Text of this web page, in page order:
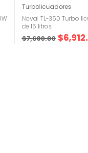
Turbolicuadores
Noval TL-350 Turbo
de 15 litros
$7,680.00 $